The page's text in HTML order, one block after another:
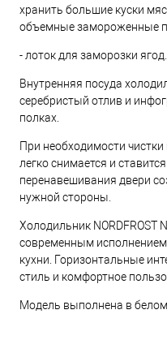
хранить большие куски
объемные замороженные
- лоток для заморозки ягод.
Внутренняя посуда
серебристый отлив и
полках.
При необходимости
легко снимается и
перенавешивания двери
нужной стороны.
Холодильник NORDFROST
современным
кухни. Горизонтальные
стиль и комфортное
Модель выполнена в белом